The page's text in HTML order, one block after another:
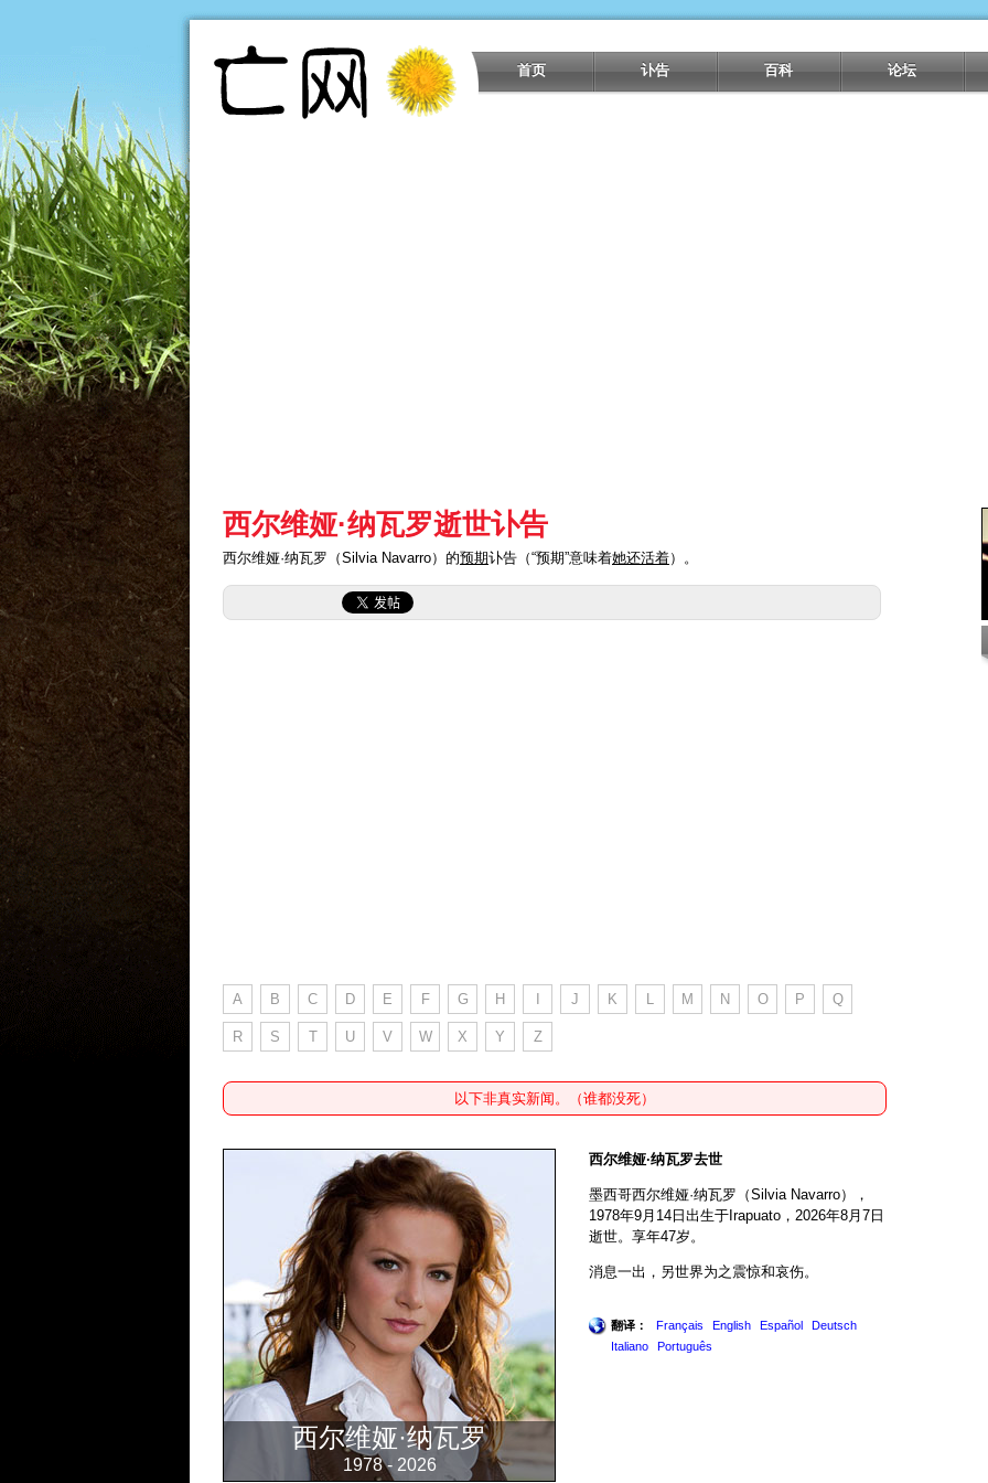
首页 讣告 百科 论坛
西尔维娅·纳瓦罗逝世讣告
西尔维娅·纳瓦罗（Silvia Navarro）的预期讣告（“预期”意味着她还活着）。
A B C D E F G H J K L M N O P Q
R S T U V W X Y Z
以下非真实新闻。（谁都没死）
西尔维娅·纳瓦罗
1978 - 2026
西尔维娅·纳瓦罗去世
墨西哥西尔维娅·纳瓦罗（Silvia Navarro），
1978年9月14日出生于Irapuato，2026年8月7日
逝世。享年47岁。
消息一出，另世界为之震惊和哀伤。
翻译： Français English Español
Deutsch
Italiano
Português